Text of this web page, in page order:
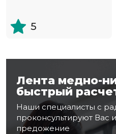
5
Лента медно-
быстрый
Наши специалисты с
проконсультируют Вас
предожение